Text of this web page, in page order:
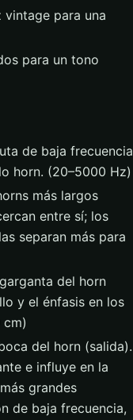
para una
para un tono
de baja frecuencia
horn. (20–5000 Hz)
más largos
entre sí; los
separan más para
del horn
y el énfasis en los
cm)
del horn (salida).
e influye en la
grandes
de baja frecuencia,